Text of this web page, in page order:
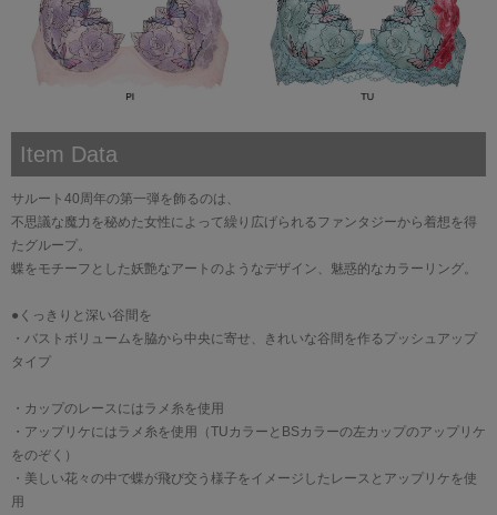
Item Data
サルート40周年の第一弾を飾るのは、
不思議な魔力を秘めた女性によって繰り広げられるファンタジーから着想を得
たグループ。
蝶をモチーフとした妖艶なアートのようなデザイン、魅惑的なカラーリング。
●くっきりと深い谷間を
・バストボリュームを脇から中央に寄せ、きれいな谷間を作るプッシュアップ
タイプ
・カップのレースにはラメ糸を使用
・アップリケにはラメ糸を使用（TUカラーとBSカラーの左カップのアップリケ
をのぞく）
・美しい花々の中で蝶が飛び交う様子をイメージしたレースとアップリケを使
用